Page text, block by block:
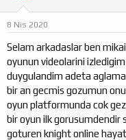
ş
a
t
a
n
ç
a
r
i
h
i
8 Nis 2020
Selam arkadaslar ben
oyunun videolarini
duygulandim adeta
bir an gecmis gozumun
oyun platformunda cok
bir oyun ilk gorusumdendir
goturen knight online